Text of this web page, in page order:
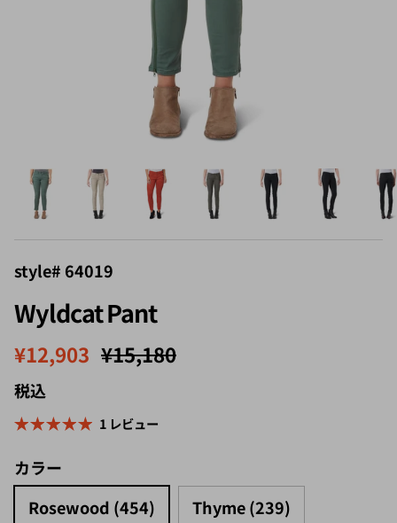
style# 64019
Wyldcat Pant
セール価格
¥12,903 定価
¥15,180
税込
1 レビュー
カラー
Rosewood (454)
Thyme (239)